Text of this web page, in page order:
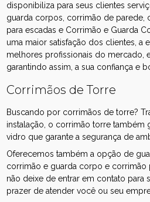
disponibiliza para seus clientes
guarda corpos, corrimão de parede,
para escadas e Corrimão e Guarda
uma maior satisfação dos clientes, a
melhores profissionais do mercado,
garantindo assim, a sua confiança e
Corrimãos de Torre
Buscando por corrimãos de torre?
instalação, o corrimão torre também
vidro que garante a segurança de
Oferecemos também a opção de
corrimão e guarda corpo e corrimão
não deixe de entrar em contato para
prazer de atender você ou seu